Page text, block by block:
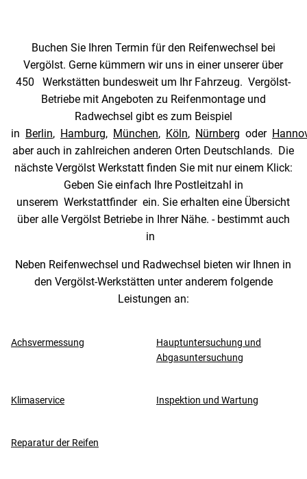
Buchen Sie Ihren Termin für den Reifenwechsel bei
Vergölst. Gerne kümmern wir uns in einer unserer über
450 Werkstätten bundesweit um Ihr Fahrzeug. Vergölst-
Betriebe mit Angeboten zu Reifenmontage und
Radwechsel gibt es zum Beispiel
in Berlin, Hamburg, München, Köln, Nürnberg oder
aber auch in zahlreichen anderen Orten Deutschlands. Die
nächste Vergölst Werkstatt finden Sie mit nur einem Klick:
Geben Sie einfach Ihre Postleitzahl in
unserem Werkstattfinder ein. Sie erhalten eine Übersicht
über alle Vergölst Betriebe in Ihrer Nähe. - bestimmt auch
in
Neben Reifenwechsel und Radwechsel bieten wir Ihnen in
den Vergölst-Werkstätten unter anderem folgende
Leistungen an:
Achsvermessung
Hauptuntersuchung und
Abgasuntersuchung
Klimaservice Inspektion und Wartung
Reparatur der Reifen